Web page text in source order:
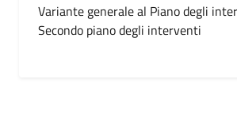
Variante generale al Piano degli
Secondo piano degli interventi